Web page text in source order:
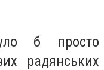
б просто
радянських